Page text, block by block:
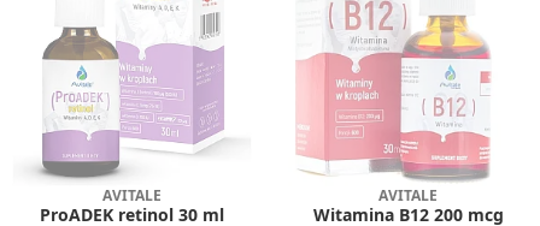
AVITALE
ProADEK retinol 30 ml
AVITALE
Witamina B12 200 mcg